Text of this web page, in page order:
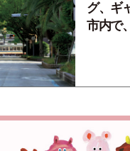
グ、ギ
市内で